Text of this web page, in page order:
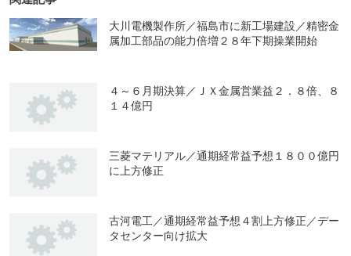
大川電機製作所／福島市に新工場建設／精密金
属加工部品の能力倍増２８年下期操業開始
４～６月期決算／ＪＸ金属営業益２．８倍、８
１４億円
三菱マテリアル／通期経常益予想１８００億円
に上方修正
古河電工／通期経常益予想４割上方修正／デー
タセンター向け拡大